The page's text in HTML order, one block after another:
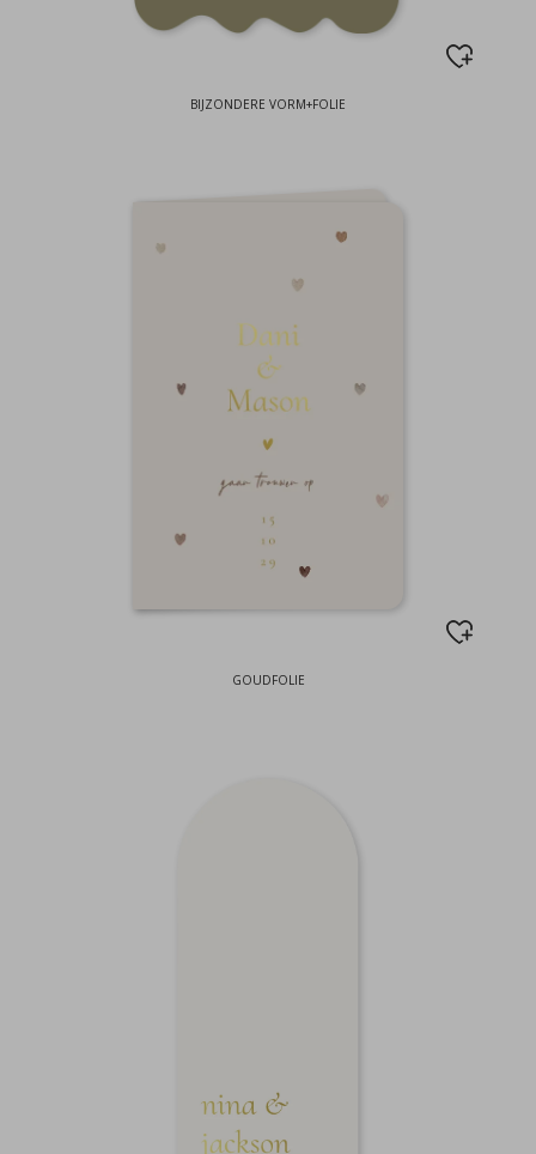
BIJZONDERE VORM+FOLIE
GOUDFOLIE